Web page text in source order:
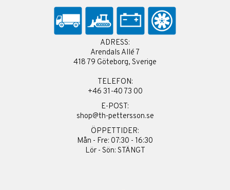
ADRESS:
Arendals Allé 7
418 79 Göteborg, Sverige
TELEFON:
+46 31-40 73 00
E-POST:
shop@th-pettersson.se
ÖPPETTIDER:
Mån - Fre: 07:30 - 16:30
Lör - Sön: STÄNGT